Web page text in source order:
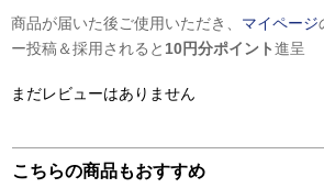
商品が届いた後ご使用いただき、 マイページ
ー投稿＆採用されると 10円分ポイント進呈
まだレビューはありません
こちらの商品もおすすめ